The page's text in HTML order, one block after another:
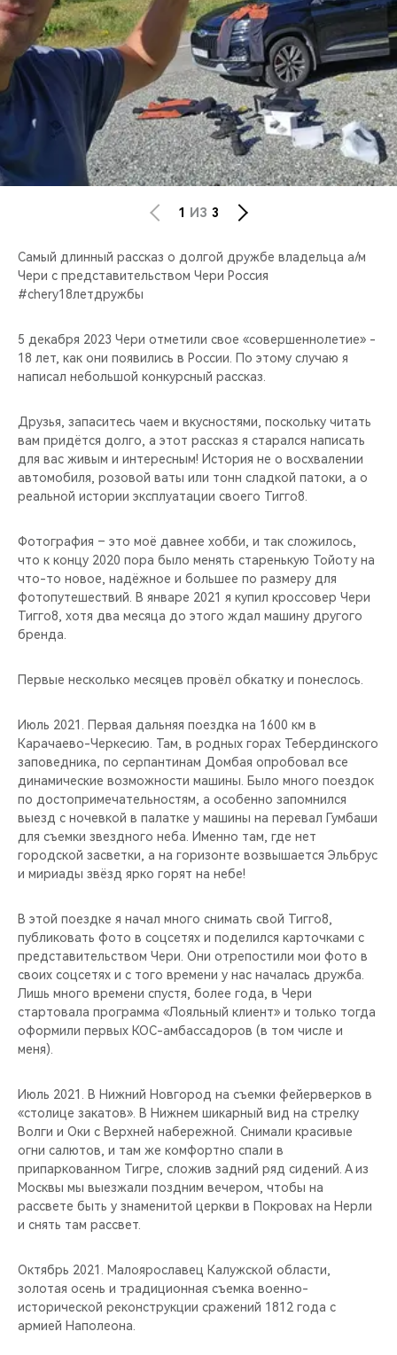
CHERY И СПОРТ
НАШИ МЕРОПРИЯТИЯ
ВИДЕООБЗОРЫ
CHERY ДЛЯ ДЕТЕЙ
1 ИЗ 3
Самый длинный рассказ о долгой дружбе владельца а/м
Чери с представительством Чери Россия
#chery18летдружбы
5 декабря 2023 Чери отметили свое «совершеннолетие» -
18 лет, как они появились в России. По этому случаю я
написал небольшой конкурсный рассказ.
Друзья, запаситесь чаем и вкусностями, поскольку читать
вам придётся долго, а этот рассказ я старался написать
для вас живым и интересным! История не о восхвалении
автомобиля, розовой ваты или тонн сладкой патоки, а о
реальной истории эксплуатации своего Тигго8.
Фотография – это моё давнее хобби, и так сложилось,
что к концу 2020 пора было менять старенькую Тойоту на
что-то новое, надёжное и большее по размеру для
фотопутешествий. В январе 2021 я купил кроссовер Чери
Тигго8, хотя два месяца до этого ждал машину другого
бренда.
Первые несколько месяцев провёл обкатку и понеслось.
Июль 2021. Первая дальняя поездка на 1600 км в
Карачаево-Черкесию. Там, в родных горах Тебердинского
заповедника, по серпантинам Домбая опробовал все
динамические возможности машины. Было много поездок
по достопримечательностям, а особенно запомнился
выезд с ночевкой в палатке у машины на перевал Гумбаши
для съемки звездного неба. Именно там, где нет
городской засветки, а на горизонте возвышается Эльбрус
и мириады звёзд ярко горят на небе!
В этой поездке я начал много снимать свой Тигго8,
публиковать фото в соцсетях и поделился карточками с
представительством Чери. Они отрепостили мои фото в
своих соцсетях и с того времени у нас началась дружба.
Лишь много времени спустя, более года, в Чери
стартовала программа «Лояльный клиент» и только тогда
оформили первых КОС-амбассадоров (в том числе и
меня).
Июль 2021. В Нижний Новгород на съемки фейерверков в
«столице закатов». В Нижнем шикарный вид на стрелку
Волги и Оки с Верхней набережной. Снимали красивые
огни салютов, и там же комфортно спали в
припаркованном Тигре, сложив задний ряд сидений. А из
Москвы мы выезжали поздним вечером, чтобы на
рассвете быть у знаменитой церкви в Покровах на Нерли
и снять там рассвет.​
Октябрь 2021. Малоярославец Калужской области,
золотая осень и традиционная съемка военно-
исторической реконструкции сражений 1812 года с
армией Наполеона.